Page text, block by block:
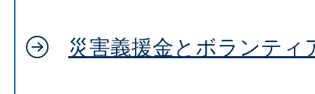
災害義援金とボランティ